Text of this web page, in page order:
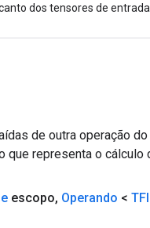
dos tensores de
de outra operação
representa o cálculo
escopo, Operando <